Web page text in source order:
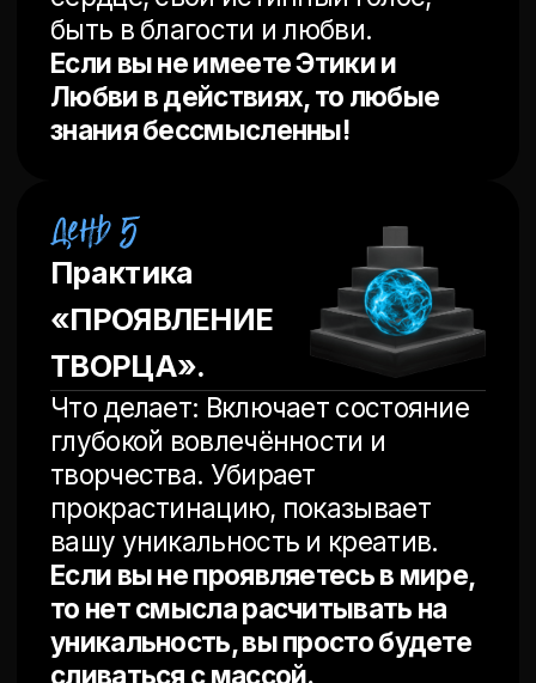
«ИНТЕГРАЦИЯ».
Что делает: Сшивает все
полученные состояния в одно
целое. Закрепляет новый паттерн
жизни «в ресурсе».
Эти 7 практик —
Ваш пожизненный